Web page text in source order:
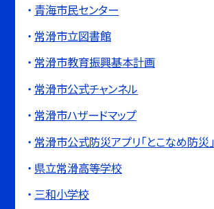
青海市民センター
常滑市立図書館
常滑市教育振興基本計画
常滑市公式チャンネル
常滑市ハザードマップ
常滑市公式防災アプリ「とこなめ防災」
県立常滑高等学校
三和小学校